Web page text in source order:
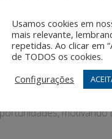
as
da empresa
a liderança eficaz,
Usamos cookies em
mais relevante,
repetidas. Ao clicar em
de TODOS os cookies.
Configurações